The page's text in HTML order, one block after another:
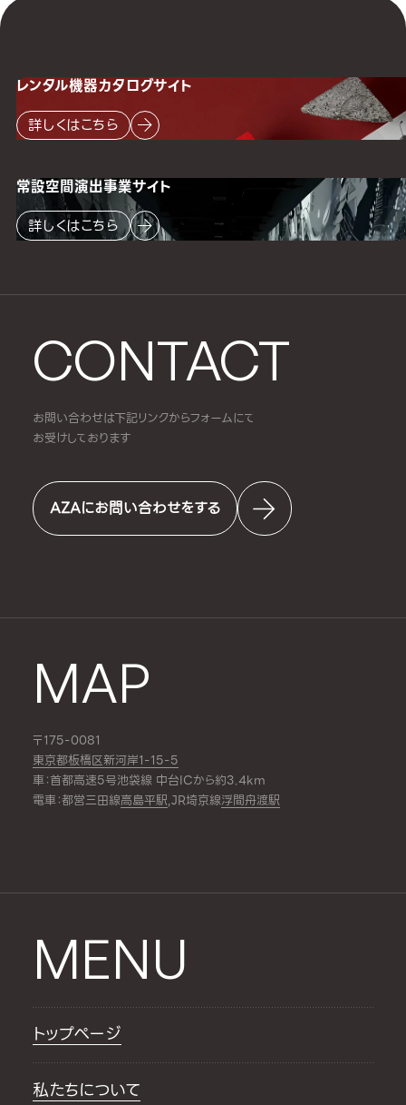
CONTACT
お問い合わせは下記リンクからフォームにて
お受けしております
AZAにお問い合わせをする
MAP
〒175-0081
東京都板橋区新河岸1-15-5
車：首都高速5号池袋線 中台ICから約3.4km
電車：都営三田線高島平駅,JR埼京線浮間舟渡駅
レンタル機器カタログサイト
詳しくはこちら
常設空間演出事業サイト
詳しくはこちら
MENU
トップページ
私たちについて